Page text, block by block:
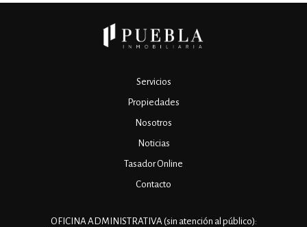
Servicios
Propiedades
Nosotros
Noticias
Tasador Online
Contacto
OFICINA ADMINISTRATIVA (sin atención al público):